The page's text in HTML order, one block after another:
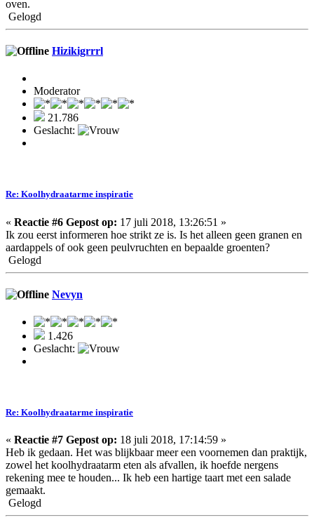
oven.
Gelogd
Hizikigrrrl
Moderator
21.786
Geslacht:
Re: Koolhydraatarme inspiratie
« Reactie #6 Gepost op: 17 juli 2018, 13:26:51 »
Ik zou eerst informeren hoe strikt ze is. Is het alleen geen granen en
aardappels of ook geen peulvruchten en bepaalde groenten?
Gelogd
Nevyn
1.426
Geslacht:
Re: Koolhydraatarme inspiratie
« Reactie #7 Gepost op: 18 juli 2018, 17:14:59 »
Heb ik gedaan. Het was blijkbaar meer een voornemen dan praktijk,
zowel het koolhydraatarm eten als afvallen, ik hoefde nergens
rekening mee te houden... Ik heb een hartige taart met een salade
gemaakt.
Gelogd